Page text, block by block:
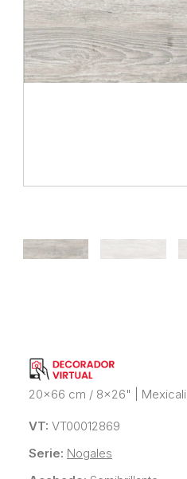
20x66 cm / 8x26" Mexicali
VT: VT00012869
Serie: Nogales